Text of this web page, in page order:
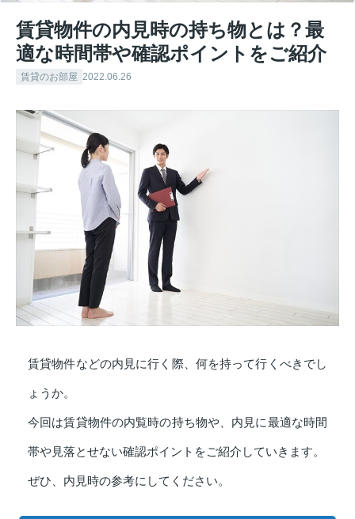
賃貸物件の内見時の持ち物とは？最
適な時間帯や確認ポイントをご紹介
賃貸のお部屋 2022.06.26
賃貸物件などの内見に行く際、何を持って行くべきでし
ょうか。
今回は賃貸物件の内覧時の持ち物や、内見に最適な時間
帯や見落とせない確認ポイントをご紹介していきます。
ぜひ、内見時の参考にしてください。